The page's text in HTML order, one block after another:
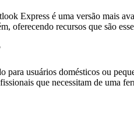
Express é uma versão mais
oferecendo recursos que são
para usuários domésticos ou
que necessitam de uma